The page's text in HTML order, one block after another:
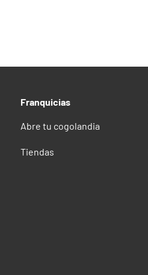
Franquicias
Abre tu cogolandia
Tiendas